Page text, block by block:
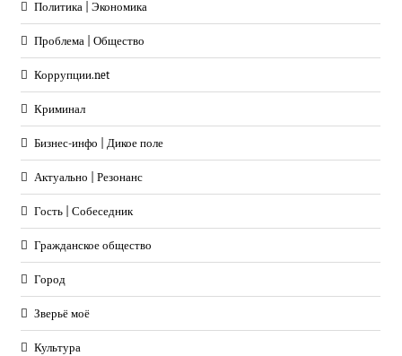
Политика | Экономика
Проблема | Общество
Коррупции.net
Криминал
Бизнес-инфо | Дикое поле
Актуально | Резонанс
Гость | Собеседник
Гражданское общество
Город
Зверьё моё
Культура